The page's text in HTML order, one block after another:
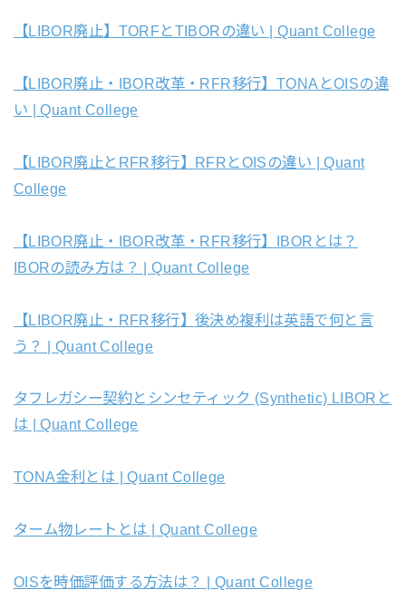
【LIBOR廃止】TORFとTIBORの違い | Quant College
【LIBOR廃止・IBOR改革・RFR移行】TONAとOISの違
い | Quant College
【LIBOR廃止とRFR移行】RFRとOISの違い | Quant
College
【LIBOR廃止・IBOR改革・RFR移行】IBORとは？
IBORの読み方は？ | Quant College
【LIBOR廃止・RFR移行】後決め複利は英語で何と言
う？ | Quant College
タフレガシー契約とシンセティック (Synthetic) LIBORと
は | Quant College
TONA金利とは | Quant College
ターム物レートとは | Quant College
OISを時価評価する方法は？ | Quant College